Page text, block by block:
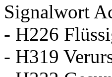
Signalwort
- H226
- H319